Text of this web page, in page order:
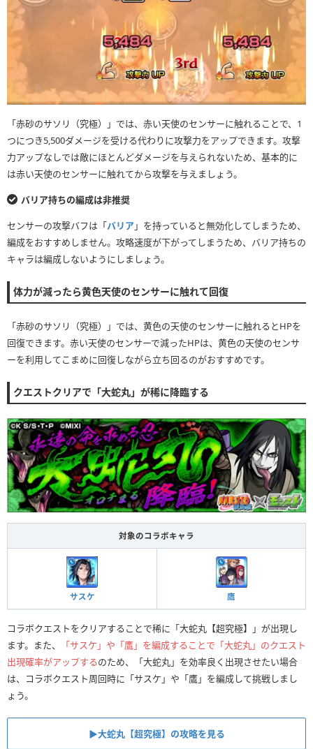
「赤砂のサソリ（究極）」では、赤い天使のセンサーに触れることで、1
つにつき5,500ダメージを受ける代わりに攻撃力をアップできます。攻撃
力アップなしでは敵にほとんどダメージを与えられないため、基本的に
は赤い天使のセンサーに触れてから攻撃を与えましょう。
バリア持ちの編成は非推奨
センサーの攻撃バフは「バリア」を持っていると無効化してしまうため、
編成をおすすめしません。攻略速度が下がってしまうため、バリア持ちの
キャラは編成しないようにしましょう。
体力が減ったら黄色天使のセンサーに触れて回復
「赤砂のサソリ（究極）」では、黄色の天使のセンサーに触れるとHPを
回復できます。赤い天使のセンサーで減ったHPは、黄色の天使のセンサ
ーを利用してこまめに回復しながら立ち回るのがおすすめです。
クエストクリアで「大蛇丸」が稀に降臨する
対象のコラボキャラ
サスケ 鷹
コラボクエストをクリアすることで稀に「大蛇丸【超究極】」が出現し
ます。また、
「サスケ」や「鷹」を編成することで「大蛇丸」のクエスト
出現確率がアップするのため、「大蛇丸」を効率良く出現させたい場合
は、コラボクエスト周回時に「サスケ」や「鷹」を編成して挑戦しまし
ょう。
▶︎大蛇丸【超究極】の攻略を見る